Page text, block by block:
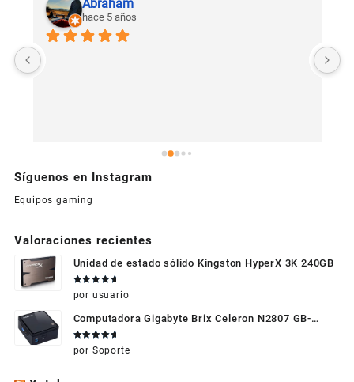
Abraham
hace 5 años
Síguenos en Instagram
Equipos gaming
Valoraciones recientes
Unidad de estado sólido Kingston HyperX 3K 240GB
Valorado
en5 de 5
por usuario
Computadora Gigabyte Brix Celeron N2807 GB-
BXBT-2807 + WIFI + RAM de 4GB + HDD 500gb +
Windows 10
Valorado
en5 de 5
por Soporte